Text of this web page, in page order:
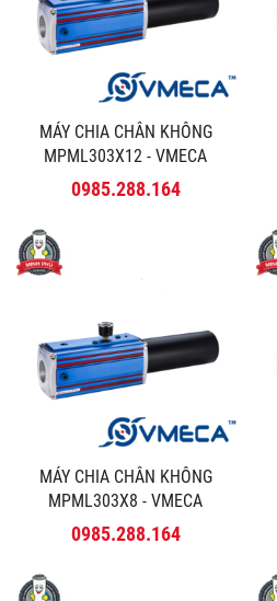
MÁY CHIA CHÂN KHÔNG
MPML303X12 - VMECA
0985.288.164
MÁY CHIA CHÂN KHÔNG
MPML303X8 - VMECA
0985.288.164